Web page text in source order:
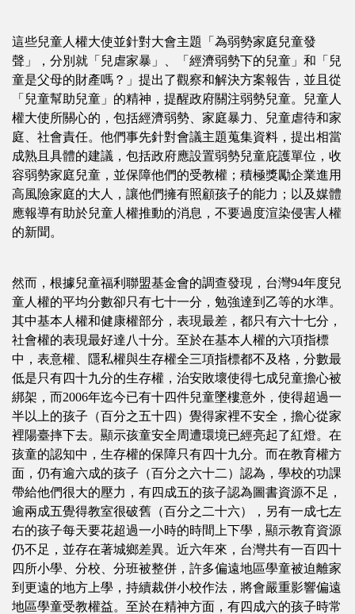
這些兒童人權大使並針對大會主題「為弱勢家庭兒童發
聲」，分別就「兒虐家暴」、「經濟弱勢下的兒童」和「兒
童是父母的財產嗎？」提出了觀察和解決方案報告，並且從
「兒童幫助兒童」的精神，提醒政府關注弱勢兒童。兒童人
權大使所關心的，包括經濟弱勢、家庭暴力、兒童虐待和家
庭、社會責任。他們事先針對會議主題蒐集資料，提出相當
成熟且具體的建議，包括政府應設置弱勢兒童庇護單位，收
容弱勢家庭兒童，並保障他們的受教權；積極獎勵企業進用
高風險家庭的大人，讓他們擁有照顧孩子的能力；以及媒體
應報導有助於兒童人權推動的消息，不要過度渲染侵害人權
的新聞。
然而，根據兒童福利聯盟基金會的調查發現，台灣94年度兒
童人權的平均分數卻只有七十一分，勉強達到乙等的水準。
其中基本人權和健康權部分，表現最差，都只有六十七分，
社會權的表現最好達八十分。至於在基本人權的六項指標
中，表意權、隱私權與生存權全三項指標都不及格，分數最
低是只有四十九分的生存權，治安敗壞使得七成兒童擔心被
綁架，而2006年迄今已有十四件兒童墜樓意外，使得超過一
半以上的孩子（百分之五十四）覺得家裡不安全，擔心從家
裡陽臺摔下去。顯示孩童安全周遭環境已經亮起了紅燈。在
孩童的認知中，生存權的保障只有四十九分。而在教育權方
面，仍有逾六成的孩子（百分之六十二）認為，學校的功課
帶給他們很大的壓力，有四成五的孩子認為圖書資源不足，
逾兩成五覺得教室很破舊（百分之二十六），另有一成七左
右的孩子每天要花超過一小時的時間上下學，顯示教育資源
仍不足，並存在著城鄉差異。近六年來，台灣共有一百四十
四所小學、分校、分班被整併，許多偏遠地區學童被迫離家
到更遠的地方上學，持續裁併小校作法，將會嚴重影響偏遠
地區學童受教權益。至於在精神方面，有四成六的孩子時常